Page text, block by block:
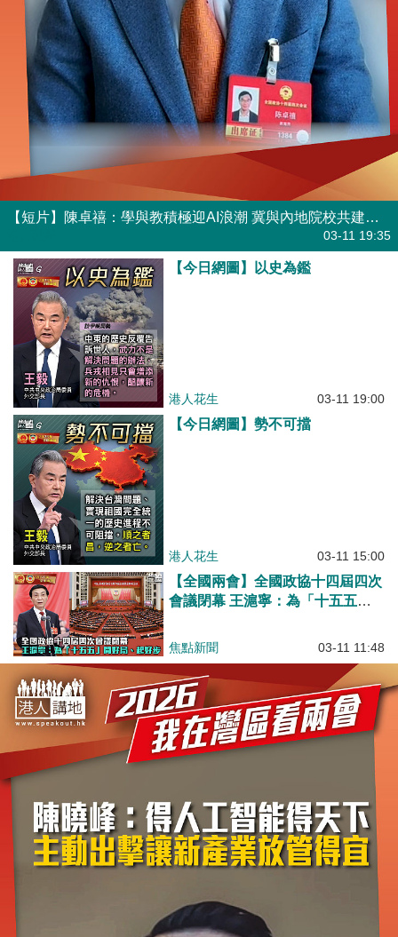
【短片】陳卓禧：學與教積極迎AI浪潮 冀與內地院校共建教育強國
03-11 19:35
【今日網圖】以史為鑑
港人花生 03-11 19:00
【今日網圖】勢不可擋
港人花生 03-11 15:00
【全國兩會】全國政協十四屆四次
會議閉幕 王滬寧：為「十五五」
焦點新聞 03-11 11:48